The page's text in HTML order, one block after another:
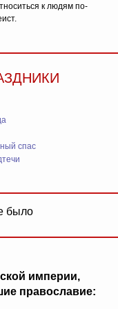
к людям по-
спас
было
империи,
православие: